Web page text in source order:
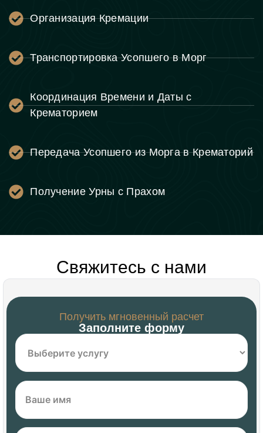
Организация Кремации
Транспортировка Усопшего в Морг
Координация Времени и Даты с
Крематорием
Передача Усопшего из Морга в Крематорий
Получение Урны с Прахом
Свяжитесь с нами
Получить мгновенный расчет
Заполните форму